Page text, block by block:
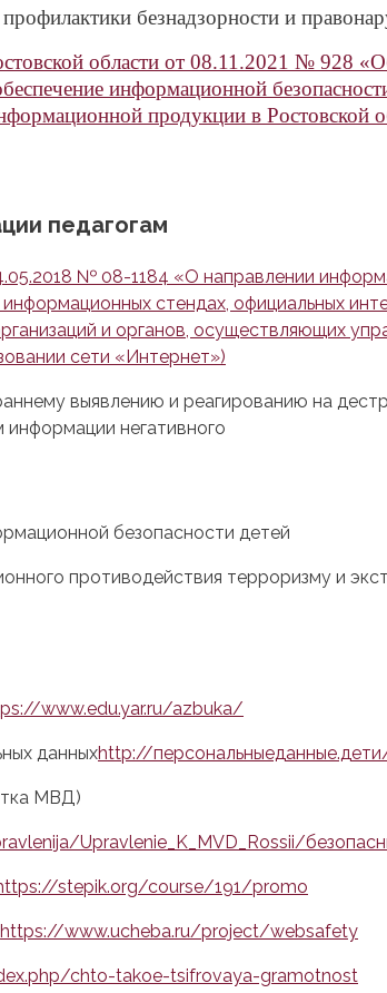
безнадзорности и
области от 08.11.2021 № 928
информационной
продукции в Ростовской
педагогам
№ 08-1184 «О направлении
стендах, официальных
и органов, осуществляющих
сети «Интернет»)
выявлению и реагированию на
негативного
безопасности детей
противодействия терроризму и
www.edu.yar.ru/azbuka/
данныхhttp://
МВД)
Upravlenie_K_MVD_Rossii/
stepik.org/course/191/promo
https://www.ucheba.ru/project/websafety
chto-takoe-tsifrovaya-gramotnost